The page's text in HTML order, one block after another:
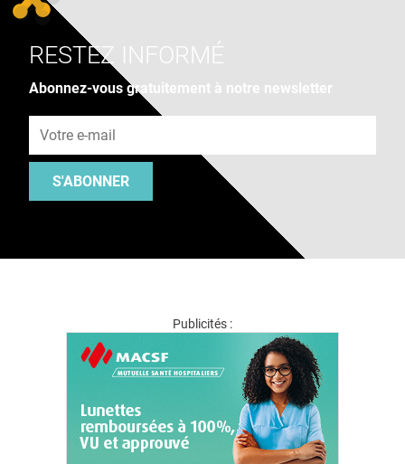
RESTEZ INFORMÉ
Abonnez-vous gratuitement à notre newsletter
S'ABONNER
Publicités :